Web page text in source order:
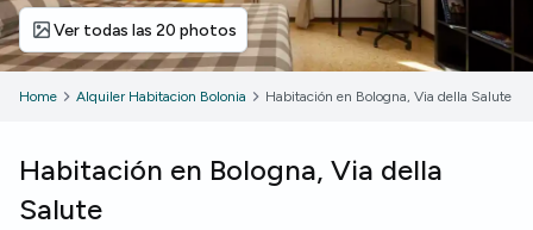
Ver todas las 20 photos
Home Alquiler Habitacion Bolonia Habitación en Bologna, Via della Salute
Habitación en Bologna, Via della
Salute